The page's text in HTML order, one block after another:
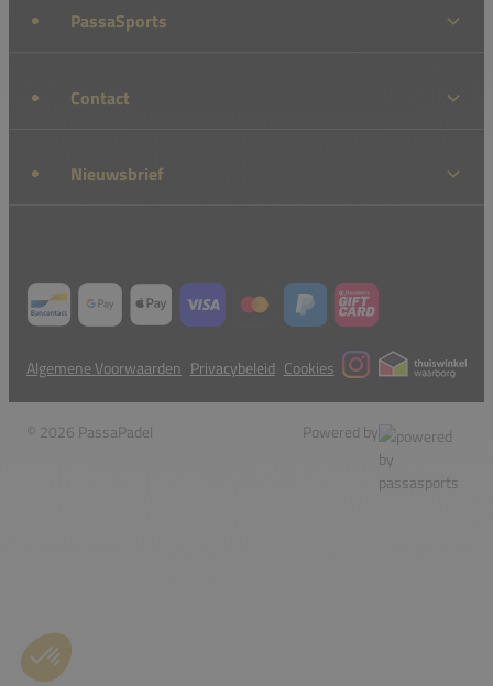
PassaSports
Contact
Nieuwsbrief
Algemene Voorwaarden Privacybeleid Cookies
© 2026 PassaPadel Powered by